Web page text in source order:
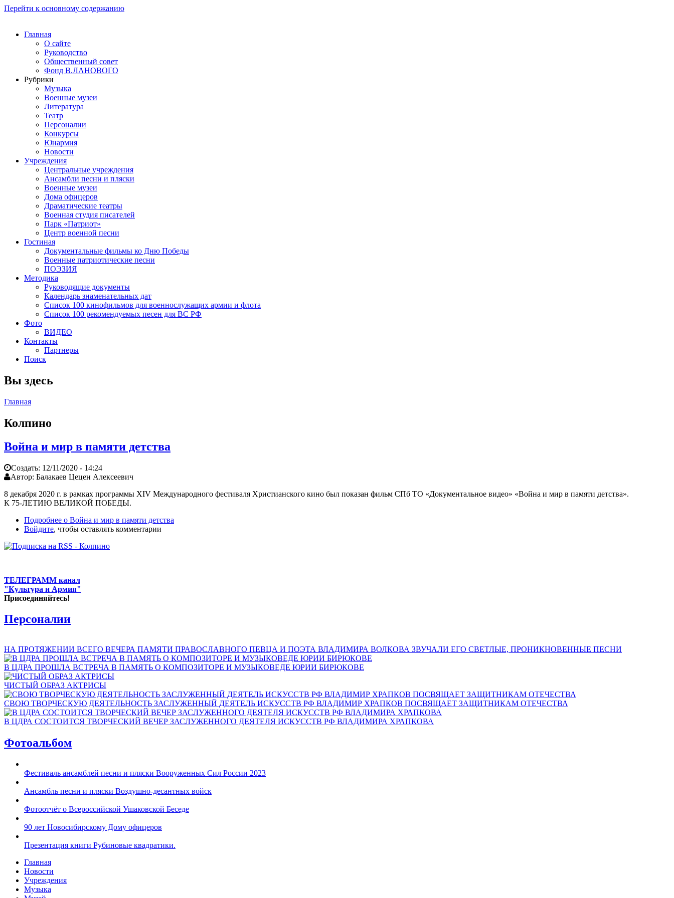
Перейти к основному содержанию
Главная
О сайте
Руководство
Общественный совет
Фонд В.ЛАНОВОГО
Рубрики
Музыка
Военные музеи
Литература
Театр
Персоналии
Конкурсы
Юнармия
Новости
Учреждения
Центральные учреждения
Ансамбли песни и пляски
Военные музеи
Дома офицеров
Драматические театры
Военная студия писателей
Парк «Патриот»
Центр военной песни
Гостиная
Документальные фильмы ко Дню Победы
Военные патриотические песни
ПОЭЗИЯ
Методика
Руководящие документы
Календарь знаменательных дат
Список 100 кинофильмов для военнослужащих армии и флота
Список 100 рекомендуемых песен для ВС РФ
Фото
ВИДЕО
Контакты
Партнеры
Поиск
Вы здесь
Главная
Колпино
Война и мир в памяти детства
Создать: 12/11/2020 - 14:24
Автор: Балакаев Цецен Алексеевич
8 декабря 2020 г. в рамках программы XIV Международного фестиваля Христианского кино был показан фильм СПб ТО «Документальное видео» «Война и мир в памяти детства».
К 75-ЛЕТИЮ ВЕЛИКОЙ ПОБЕДЫ.
Подробнее о Война и мир в памяти детства
Войдите, чтобы оставлять комментарии
ТЕЛЕГРАММ канал
"Культура и Армия"
Присоединяйтесь!
Персоналии
НА ПРОТЯЖЕНИИ ВСЕГО ВЕЧЕРА ПАМЯТИ ПРАВОСЛАВНОГО ПЕВЦА И ПОЭТА ВЛАДИМИРА ВОЛКОВА ЗВУЧАЛИ ЕГО СВЕТЛЫЕ, ПРОНИКНОВЕННЫЕ ПЕСНИ
В ЦДРА ПРОШЛА ВСТРЕЧА В ПАМЯТЬ О КОМПОЗИТОРЕ И МУЗЫКОВЕДЕ ЮРИИ БИРЮКОВЕ
ЧИСТЫЙ ОБРАЗ АКТРИСЫ
СВОЮ ТВОРЧЕСКУЮ ДЕЯТЕЛЬНОСТЬ ЗАСЛУЖЕННЫЙ ДЕЯТЕЛЬ ИСКУССТВ РФ ВЛАДИМИР ХРАПКОВ ПОСВЯЩАЕТ ЗАЩИТНИКАМ ОТЕЧЕСТВА
В ЦДРА СОСТОИТСЯ ТВОРЧЕСКИЙ ВЕЧЕР ЗАСЛУЖЕННОГО ДЕЯТЕЛЯ ИСКУССТВ РФ ВЛАДИМИРА ХРАПКОВА
Фотоальбом
Фестиваль ансамблей песни и пляски Вооруженных Сил России 2023
Ансамбль песни и пляски Воздушно-десантных войск
Фотоотчёт о Всероссийской Ушаковской Беседе
90 лет Новосибирскому Дому офицеров
Презентация книги Рубиновые квадратики.
Главная
Новости
Учреждения
Музыка